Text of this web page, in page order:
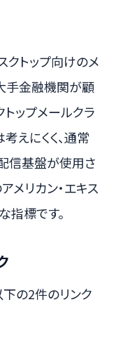
トップ向けのメ
手金融機関が顧
ップメールクラ
えにくく、通常
信基盤が使用さ
メリカン・エキス
指標です。
の2件のリンク